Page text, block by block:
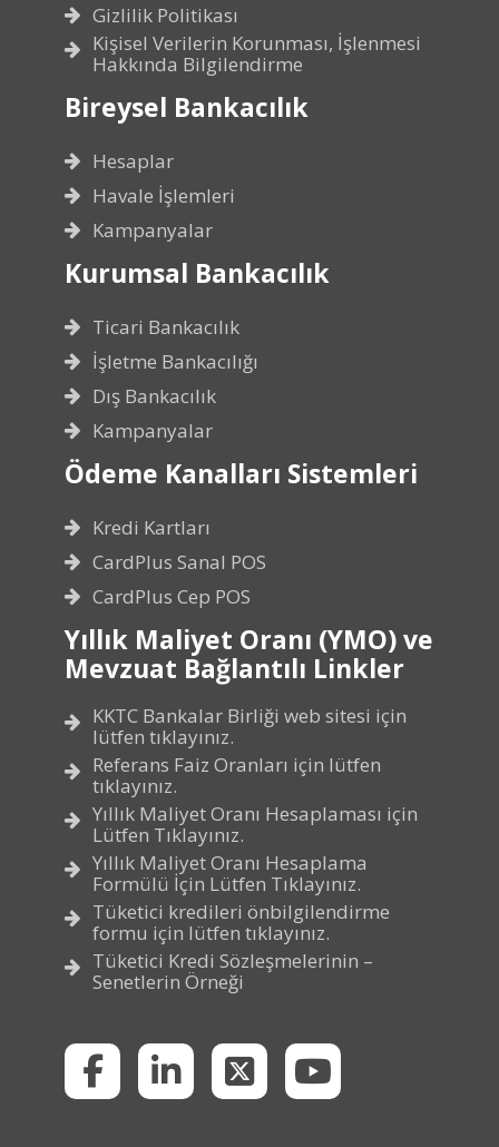
Gizlilik Politikası
Kişisel Verilerin Korunması, İşlenmesi
Hakkında Bilgilendirme
Bireysel Bankacılık
Hesaplar
Havale İşlemleri
Kampanyalar
Kurumsal Bankacılık
Ticari Bankacılık
İşletme Bankacılığı
Dış Bankacılık
Kampanyalar
Ödeme Kanalları Sistemleri
Kredi Kartları
CardPlus Sanal POS
CardPlus Cep POS
Yıllık Maliyet Oranı (YMO) ve
Mevzuat Bağlantılı Linkler
KKTC Bankalar Birliği web sitesi için
lütfen tıklayınız.
Referans Faiz Oranları için lütfen
tıklayınız.
Yıllık Maliyet Oranı Hesaplaması için
Lütfen Tıklayınız.
Yıllık Maliyet Oranı Hesaplama
Formülü İçin Lütfen Tıklayınız.
Tüketici kredileri önbilgilendirme
formu için lütfen tıklayınız.
Tüketici Kredi Sözleşmelerinin –
Senetlerin Örneği